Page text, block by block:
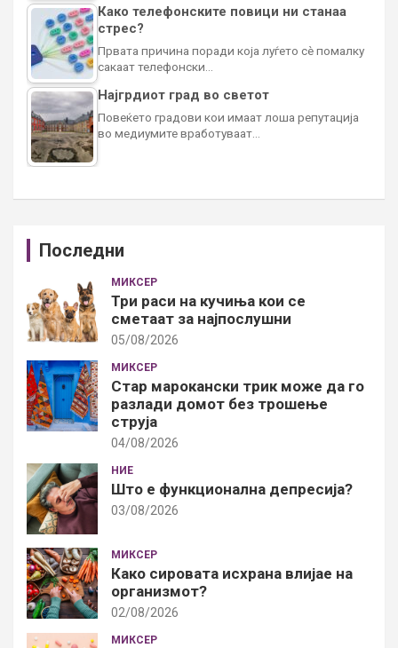
Како телефонските повици ни станаа
стрес?
Првата причина поради која луѓето сè помалку
сакаат телефонски…
Најгрдиот град во светот
Повеќето градови кои имаат лоша репутација
во медиумите вработуваат…
Последни
МИКСЕР
Три раси на кучиња кои се
сметаат за најпослушни
05/08/2026
МИКСЕР
Стар марокански трик може да го
разлади домот без трошење
струја
04/08/2026
НИЕ
Што е функционална депресија?
03/08/2026
МИКСЕР
Како сировата исхрана влијае на
организмот?
02/08/2026
МИКСЕР